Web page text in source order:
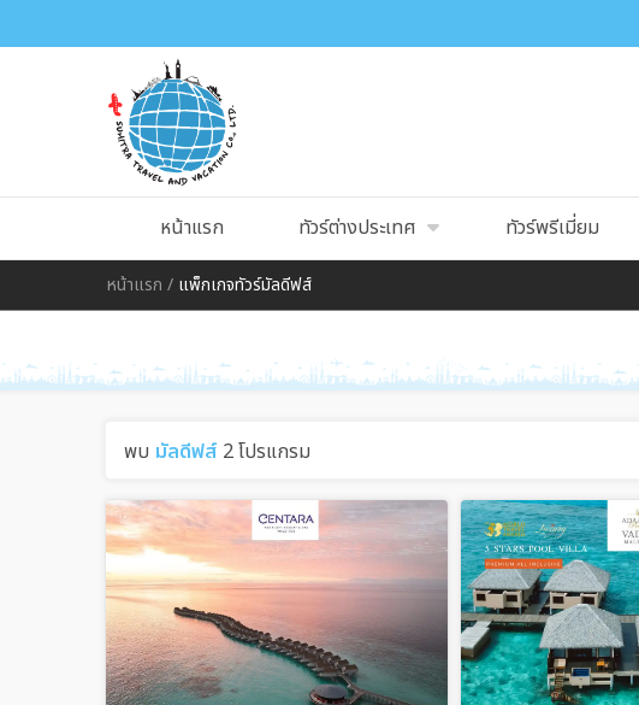
หน้าแรก ทัวร์ต่างประเทศ ทัวร์พรีเมี่ยม
หน้าแรก / แพ็กเกจทัวร์มัลดีฟส์
พบ มัลดีฟส์ 2 โปรแกรม